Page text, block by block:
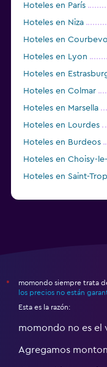
Hoteles en París
Hoteles en Niza
Hoteles en
Hoteles en Lyon
Hoteles en
Hoteles en Colmar
Hoteles en Marsella
Hoteles en Lourdes
Hoteles en Burdeos
Hoteles en Choisy-
Hoteles en Saint-
*
momondo siempre trata
los precios no están
Esta es la razón:
momondo no es el
Agregamos